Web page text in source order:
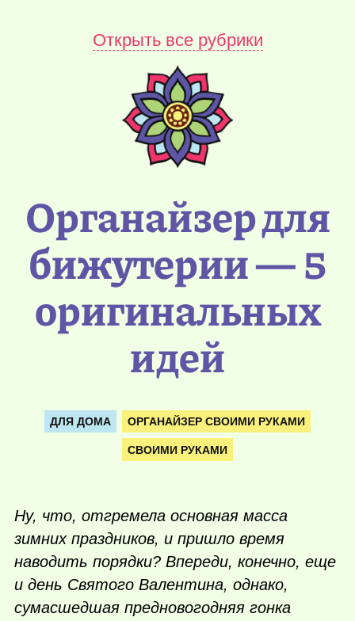
Открыть все рубрики
Органайзер для
бижутерии — 5
оригинальных
идей
ДЛЯ ДОМА ОРГАНАЙЗЕР СВОИМИ РУКАМИ
СВОИМИ РУКАМИ
Ну, что, отгремела основная масса
зимних праздников, и пришло время
наводить порядки? Впереди, конечно, еще
и день Святого Валентина, однако,
сумасшедшая предновогодняя гонка